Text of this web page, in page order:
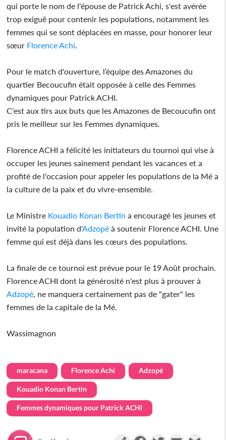
qui porte le nom de l'épouse de Patrick Achi, s'est avérée
trop exiguë pour contenir les populations, notamment les
femmes qui se sont déplacées en masse, pour honorer leur
sœur Florence Achi
Pour le match d'ouverture, l’équipe des Amazones du
quartier Becoucufin était opposée à celle des Femmes
dynamiques pour Patrick ACHI.
C'est aux tirs aux buts que les Amazones de Becoucufin ont
pris le meilleur sur les Femmes dynamiques.
Florence ACHI a félicité les initiateurs du tournoi qui vise à
occuper les jeunes sainement pendant les vacances et a
profité de l'occasion pour appeler les populations de la Mé a
la culture de la paix et du vivre-ensemble.
Le Ministre Kouadio Konan Bertin a encouragé les jeunes et
invité la population d'Adzopé à soutenir Florence ACHI. Une
femme qui est déjà dans les cœurs des populations.
La finale de ce tournoi est prévue pour le 19 Août prochain.
Florence ACHI dont la générosité n'est plus à prouver à
Adzopé , ne manquera certainement pas de "gater" les
femmes de la capitale de la Mé.
Wassimagnon
maracana Florence Achi Adzopé
Kouadio Konan Bertin
Femmes dynamiques pour Patrick ACHI
PartagerFacebookTwitterEmail